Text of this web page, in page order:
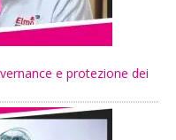
e protezione dei